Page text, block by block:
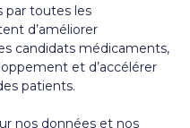
par toutes les
d’améliorer
candidats médicaments,
et d’accélérer
patients.
nos données et nos